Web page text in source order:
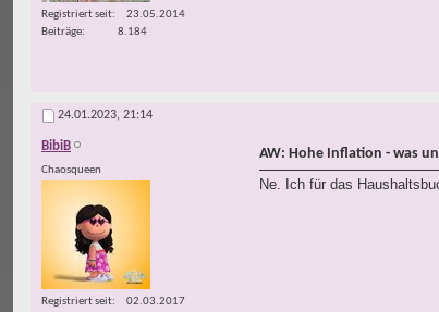
Registriert seit
23.05.2014
Beiträge
8.184
24.01.2023, 21:14
BibiB
Chaosqueen
Registriert seit
02.03.2017
AW: Hohe Inflation - was
Ne. Ich für das